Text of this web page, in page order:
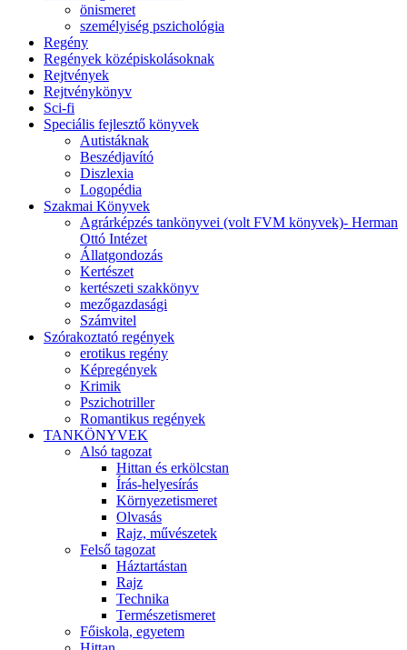
önismeret
személyiség pszichológia
Regény
Regények középiskolásoknak
Rejtvények
Rejtvénykönyv
Sci-fi
Speciális fejlesztő könyvek
Autistáknak
Beszédjavító
Diszlexia
Logopédia
Szakmai Könyvek
Agrárképzés tankönyvei (volt FVM könyvek)- Herman
Ottó Intézet
Állatgondozás
Kertészet
kertészeti szakkönyv
mezőgazdasági
Számvitel
Szórakoztató regények
erotikus regény
Képregények
Krimik
Pszichotriller
Romantikus regények
TANKÖNYVEK
Alsó tagozat
Hittan és erkölcstan
Írás-helyesírás
Környezetismeret
Olvasás
Rajz, művészetek
Felső tagozat
Háztartástan
Rajz
Technika
Természetismeret
Főiskola, egyetem